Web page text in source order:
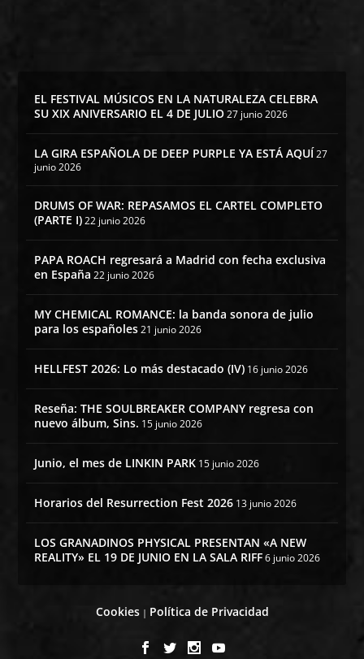
EL FESTIVAL MÚSICOS EN LA NATURALEZA CELEBRA
SU XIX ANIVERSARIO EL 4 DE JULIO 27 junio 2026
LA GIRA ESPAÑOLA DE DEEP PURPLE YA ESTÁ AQUÍ27
junio 2026
DRUMS OF WAR: REPASAMOS EL CARTEL COMPLETO
(PARTE I) 22 junio 2026
PAPA ROACH regresará a Madrid con fecha exclusiva
en España 22 junio 2026
MY CHEMICAL ROMANCE: la banda sonora de julio
para los españoles 21 junio 2026
HELLFEST 2026: Lo más destacado (IV) 16 junio 2026
Reseña: THE SOULBREAKER COMPANY regresa con
nuevo álbum, Sins. 15 junio 2026
Junio, el mes de LINKIN PARK 15 junio 2026
Horarios del Resurrection Fest 2026 13 junio 2026
LOS GRANADINOS PHYSICAL PRESENTAN «A NEW
REALITY» EL 19 DE JUNIO EN LA SALA RIFF 6 junio 2026
Cookies| Política de Privacidad